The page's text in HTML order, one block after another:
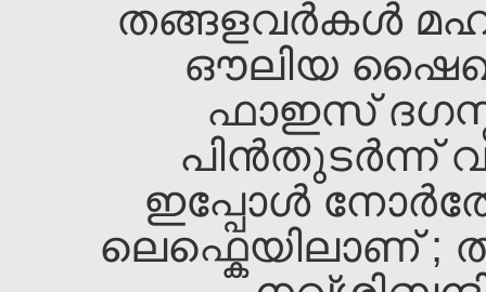
തങ്ങളവര്‍കള്‍
ഔലിയ
ഫാഇസ്‌
ഇപ്പോള്‍
ലെഫ്കെയിലാണ്‌ ;